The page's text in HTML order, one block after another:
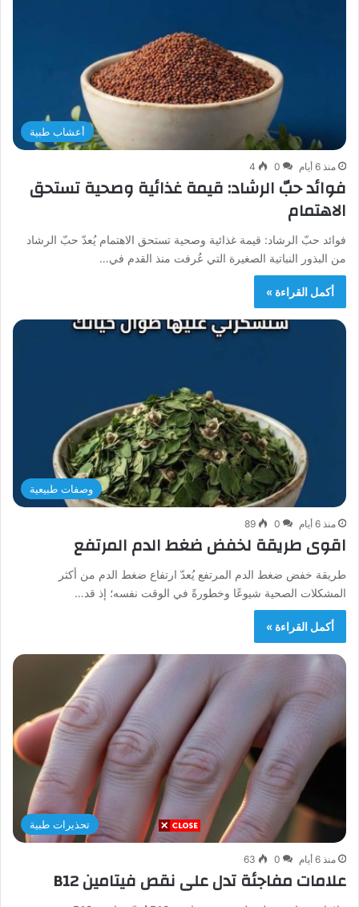
أعشاب طبية
منذ 6 أيام 0
4
فوائد حبّ الرشاد: قيمة غذائية وصحية تستحق
الاهتمام
فوائد حبّ الرشاد: قيمة غذائية وصحية تستحق الاهتمام يُعدّ حبّ الرشاد
من البذور النباتية الصغيرة التي عُرفت منذ القدم في…
أكمل القراءة »
وصفات طبيعية
منذ 6 أيام 0
89
اقوى طريقة لخفض ضغط الدم المرتفع
طريقة خفض ضغط الدم المرتفع يُعدّ ارتفاع ضغط الدم من أكثر
المشكلات الصحية شيوعًا وخطورةً في الوقت نفسه؛ إذ قد…
أكمل القراءة »
تحذيرات طبية
منذ 6 أيام 0
63
علامات مفاجئة تدل على نقص فيتامين B12